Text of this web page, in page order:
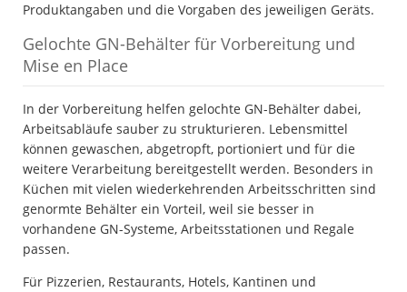
Produktangaben und die Vorgaben des jeweiligen Geräts.
Gelochte GN-Behälter für Vorbereitung und
Mise en Place
In der Vorbereitung helfen gelochte GN-Behälter dabei,
Arbeitsabläufe sauber zu strukturieren. Lebensmittel
können gewaschen, abgetropft, portioniert und für die
weitere Verarbeitung bereitgestellt werden. Besonders in
Küchen mit vielen wiederkehrenden Arbeitsschritten sind
genormte Behälter ein Vorteil, weil sie besser in
vorhandene GN-Systeme, Arbeitsstationen und Regale
passen.
Für Pizzerien, Restaurants, Hotels, Kantinen und